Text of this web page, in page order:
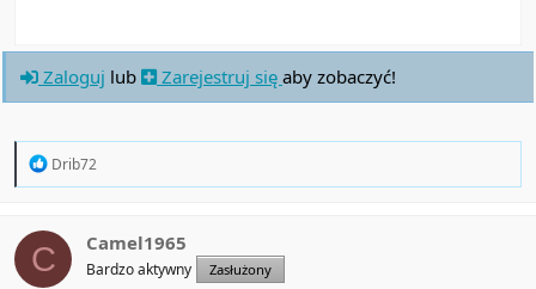
Zaloguj lub Zarejestruj się aby zobaczyć!
R
t
i
o
Drib72
C Camel1965
Bardzo aktywny Zasłużony